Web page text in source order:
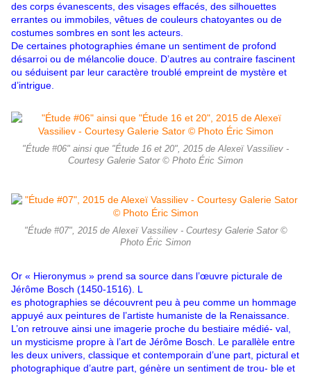
des corps évanescents, des visages effacés, des silhouettes
errantes ou immobiles, vêtues de couleurs chatoyantes ou de
costumes sombres en sont les acteurs.
De certaines photographies émane un sentiment de profond
désarroi ou de mélancolie douce. D’autres au contraire fascinent
ou séduisent par leur caractère troublé empreint de mystère et
d’intrigue.
"Étude #06" ainsi que "Étude 16 et 20", 2015 de Alexeï Vassiliev -
Courtesy Galerie Sator © Photo Éric Simon
"Étude #07", 2015 de Alexeï Vassiliev - Courtesy Galerie Sator ©
Photo Éric Simon
Or « Hieronymus » prend sa source dans l’œuvre picturale de
Jérôme Bosch (1450-1516). L
es photographies se découvrent peu à peu comme un hommage
appuyé aux peintures de l’artiste humaniste de la Renaissance.
L’on retrouve ainsi une imagerie proche du bestiaire médié- val,
un mysticisme propre à l’art de Jérôme Bosch. Le parallèle entre
les deux univers, classique et contemporain d’une part, pictural et
photographique d’autre part, génère un sentiment de trou- ble et